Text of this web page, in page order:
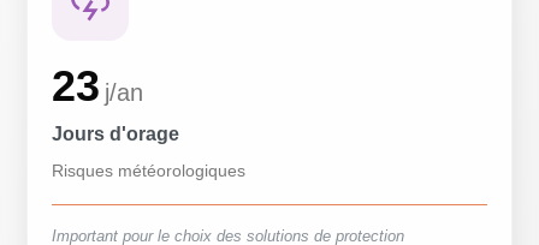
23 j/an
Jours d'orage
Risques météorologiques
Important pour le choix des solutions de protection